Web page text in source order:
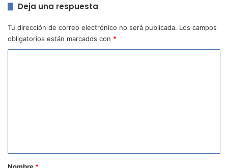
Deja una respuesta
Tu dirección de correo electrónico no será publicada. Los campos
obligatorios están marcados con *
r